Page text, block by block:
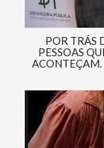
POR TRÁS
PESSOAS
ACONTEÇAM.